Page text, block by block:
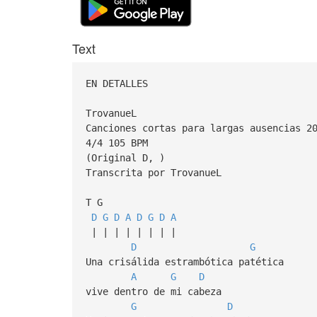
Text
EN DETALLES
TrovanueL
Canciones cortas para largas ausencias
4/4 105 BPM
(Original D, )
Transcrita por TrovanueL
T G
D G D A D G D A
| | | | | | | |
D
G
Una crisálida estrambótica patética
A
G
D
vive dentro de mi cabeza
G
D